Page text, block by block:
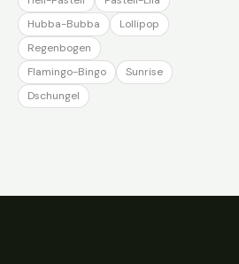
Hubba-Bubba
Lollipop
Regenbogen
Flamingo-Bingo
Sunrise
Dschungel